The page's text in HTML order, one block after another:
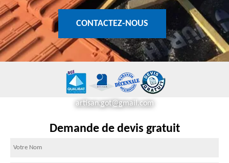
CONTACTEZ-NOUS
artisan.got@gmail.com
Demande de devis gratuit